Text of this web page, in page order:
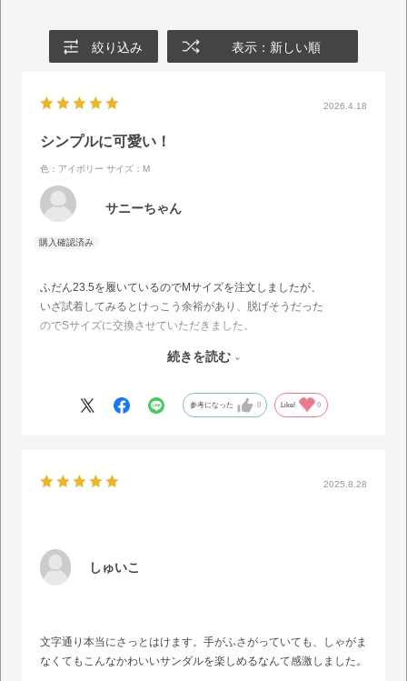
絞り込み 表示：新しい順
2026.4.18
シンプルに可愛い！
色：アイボリー サイズ：M
サニーちゃん
ふだん23.5を履いているのでMサイズを注文しましたが、
いざ試着してみるとけっこう余裕があり、脱げそうだった
のでSサイズに交換させていただきました。
が良いかと思います。
続きを読む
参考になった 0 Like! 0
2025.8.28
しゅいこ
文字通り本当にさっとはけます。手がふさがっていても、しゃがま
なくてもこんなかわいいサンダルを楽しめるなんて感激しました。